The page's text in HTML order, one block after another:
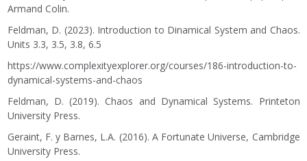
Armand Colin.
Feldman, D. (2023). Introduction to Dinamical System and Chaos.
Units 3.3, 3.5, 3.8, 6.5
https://www.complexityexplorer.org/courses/186-introduction-to-
dynamical-systems-and-chaos
Feldman, D. (2019). Chaos and Dynamical Systems. Printeton
University Press.
Geraint, F. y Barnes, L.A. (2016). A Fortunate Universe, Cambridge
University Press.